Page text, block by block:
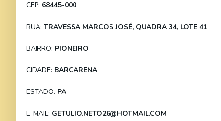
CEP: 68445-000
RUA: TRAVESSA MARCOS JOSÉ, QUADRA 34, LOTE 41
BAIRRO: PIONEIRO
CIDADE: BARCARENA
ESTADO: PA
E-MAIL: GETULIO.NETO26@HOTMAIL.COM